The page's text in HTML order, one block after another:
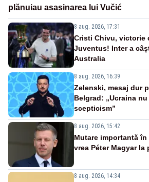
plănuiau asasinarea lui Vučić
8 aug. 2026, 17:31
Cristi Chivu, victorie
Juventus! Inter a
Australia
8 aug. 2026, 16:39
Zelenski, mesaj dur
Belgrad: „Ucraina
scepticism”
8 aug. 2026, 15:42
Mutare importantă în
vrea Péter Magyar la
8 aug. 2026, 14:34